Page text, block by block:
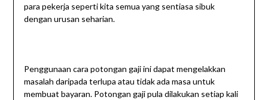
para pekerja seperti kita semua yang sentiasa sibuk
dengan urusan seharian.
Penggunaan cara potongan gaji ini dapat mengelakkan
masalah daripada terlupa atau tidak ada masa untuk
membuat bayaran. Potongan gaji pula dilakukan setiap kali